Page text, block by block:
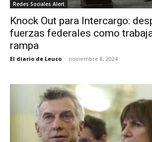
Redes Sociales Alert
Knock Out para Intercargo:
fuerzas federales como
rampa
El diario de Leuco - noviembre 8, 2024